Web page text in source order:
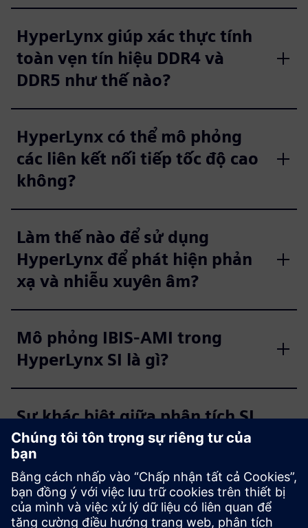
HyperLynx giúp xác thực tính
toàn vẹn tín hiệu DDR4 và
DDR5 như thế nào?
HyperLynx có thể mô phỏng
các liên kết nối tiếp tốc độ cao
không?
Làm thế nào để sử dụng
HyperLynx để phát hiện phản
xạ và nhiễu xuyên âm?
Mô phỏng IBIS-AMI trong
HyperLynx SI là gì?
Sự khác biệt giữa phân tích SI
trước và phân tích SI sau bố
cục trong HyperLynx là gì?
Các phương pháp hay nhất để